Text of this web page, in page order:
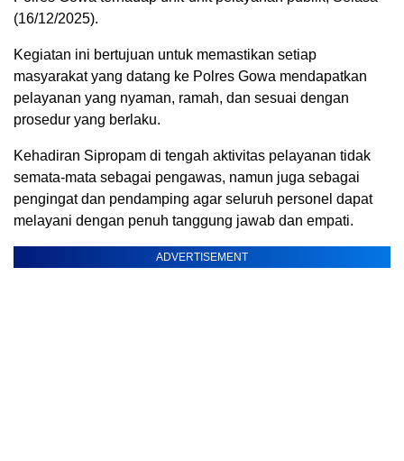
(16/12/2025).
Kegiatan ini bertujuan untuk memastikan setiap
masyarakat yang datang ke Polres Gowa mendapatkan
pelayanan yang nyaman, ramah, dan sesuai dengan
prosedur yang berlaku.
Kehadiran Sipropam di tengah aktivitas pelayanan tidak
semata-mata sebagai pengawas, namun juga sebagai
pengingat dan pendamping agar seluruh personel dapat
melayani dengan penuh tanggung jawab dan empati.
ADVERTISEMENT